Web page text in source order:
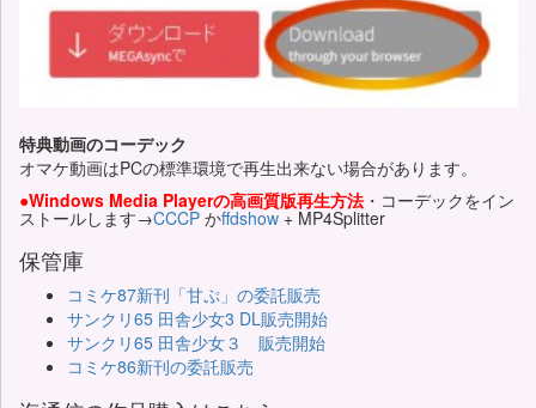
特典動画のコーデック
オマケ動画はPCの標準環境で再生出来ない場合があります。
●Windows Media Playerの高画質版再生方法 ・コーデックをイン
ストールします→CCCP かffdshow + MP4Splitter
保管庫
コミケ87新刊「甘ぷ」の委託販売
サンクリ65 田舎少女3 DL販売開始
サンクリ65 田舎少女３ 販売開始
コミケ86新刊の委託販売